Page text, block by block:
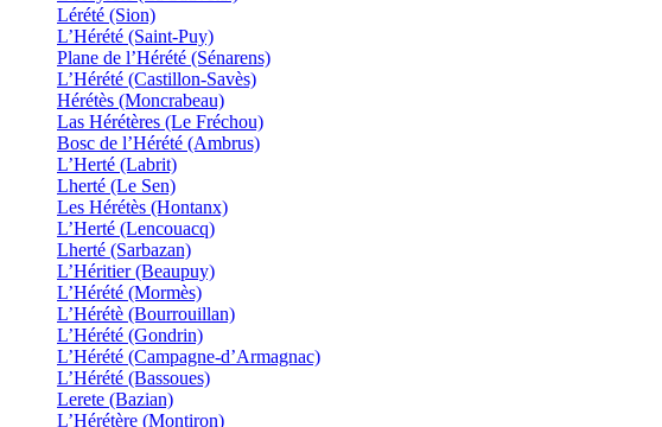
Lérété (Sion)
L’Hérété (Saint-Puy)
Plane de l’Hérété (Sénarens)
L’Hérété (Castillon-Savès)
Hérétès (Moncrabeau)
Las Hérétères (Le Fréchou)
Bosc de l’Hérété (Ambrus)
L’Herté (Labrit)
Lherté (Le Sen)
Les Hérétès (Hontanx)
L’Herté (Lencouacq)
Lherté (Sarbazan)
L’Héritier (Beaupuy)
L’Hérété (Mormès)
L’Hérétè (Bourrouillan)
L’Hérété (Gondrin)
L’Hérété (Campagne-d’Armagnac)
L’Hérété (Bassoues)
Lerete (Bazian)
L’Hérétère (Montiron)